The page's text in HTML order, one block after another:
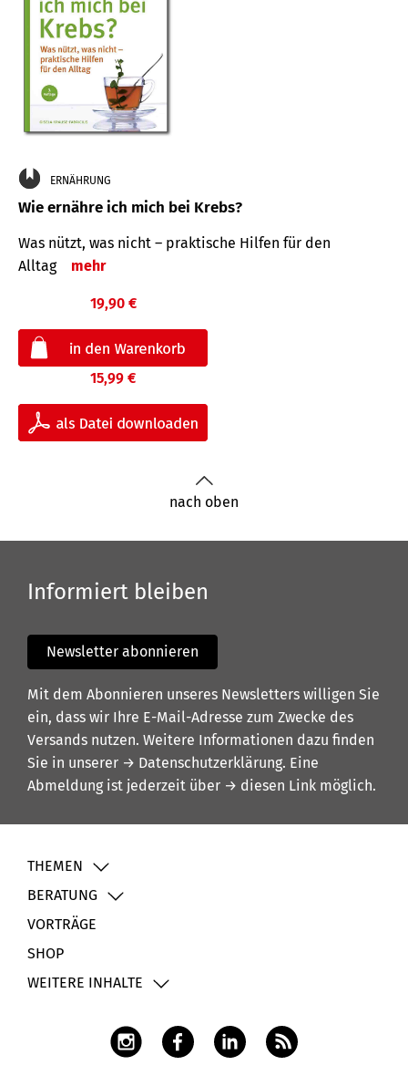
ERNÄHRUNG
Wie ernähre ich mich bei Krebs?
Was nützt, was nicht – praktische Hilfen für den
Alltag
mehr
19,90 €
15,99 €
nach oben
Informiert bleiben
Newsletter abonnieren
Mit dem Abonnieren unseres Newsletters willigen Sie
ein, dass wir Ihre E-Mail-Adresse zum Zwecke des
Versands nutzen. Weitere Informationen dazu finden
Sie in unserer → Datenschutzerklärung. Eine
Abmeldung ist jederzeit über → diesen Link möglich.
THEMEN
BERATUNG
VORTRÄGE
SHOP
WEITERE INHALTE